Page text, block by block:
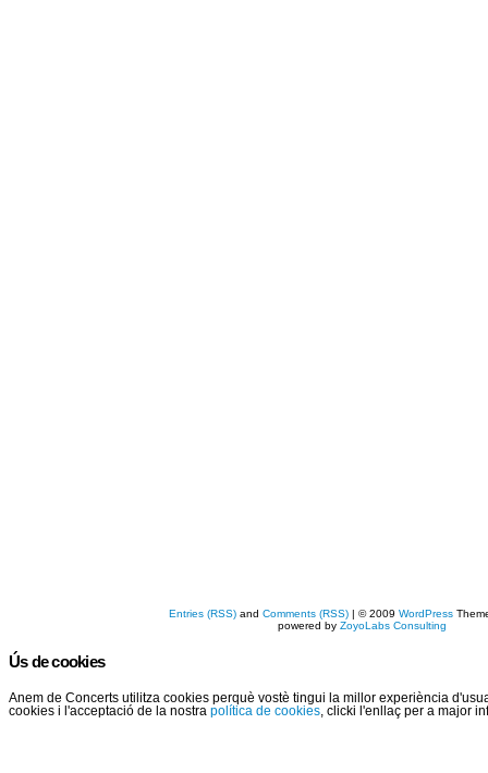
Entries (RSS) andComments (RSS) | © 2009WordPress
powered byZoyoLabs Consulting
Ús de cookies
Anem de Concerts utilitza cookies perquè vostè tingui la millor experiència
cookies i l'acceptació de la nostra política de cookies , clicki l'enllaç per a major